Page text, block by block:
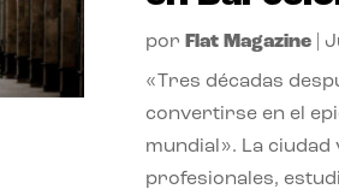
por Flat Magazine|
«Tres décadas
convertirse en el
mundial». La ciudad
profesionales,